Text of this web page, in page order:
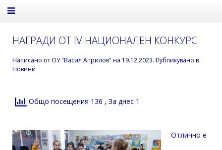
НАГРАДИ ОТ IV НАЦИОНАЛЕН КОНКУРС
Написано от ОУ "Васил Априлов" на 19.12.2023. Публикувано в
Новини
Общо посещения 136 , За днес 1
Отлично е